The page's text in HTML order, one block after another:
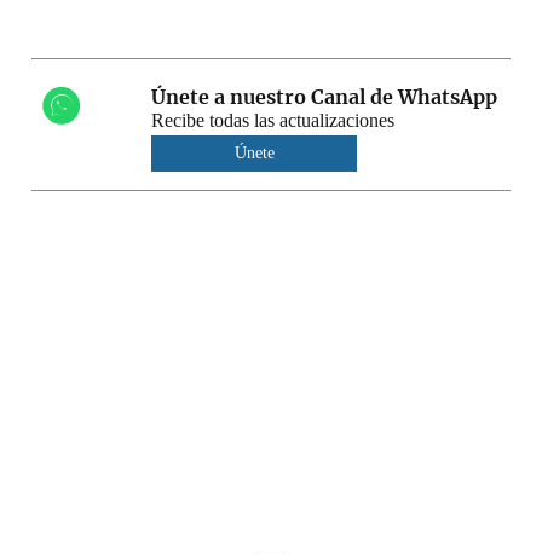
Únete a nuestro Canal de WhatsApp
Recibe todas las actualizaciones
Únete